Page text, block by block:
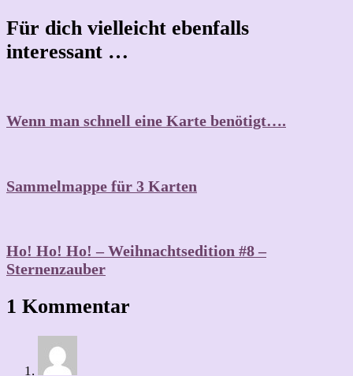
Für dich vielleicht ebenfalls
interessant …
Wenn man schnell eine Karte benötigt….
Sammelmappe für 3 Karten
Ho! Ho! Ho! – Weihnachtsedition #8 –
Sternenzauber
1 Kommentar